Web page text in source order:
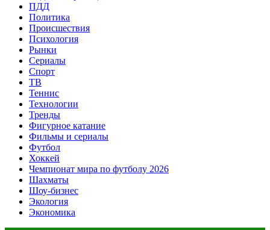
ПДД
Политика
Происшествия
Психология
Рынки
Сериалы
Спорт
ТВ
Теннис
Технологии
Тренды
Фигурное катание
Фильмы и сериалы
Футбол
Хоккей
Чемпионат мира по футболу 2026
Шахматы
Шоу-бизнес
Экология
Экономика